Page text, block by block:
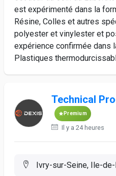
est expérimenté dans la
Résine, Colles et autres
polyester et vinylester et
expérience confirmée dans
Plastiques
Technical
Premium
Il y a 24 heures
Ivry-sur-Seine, Ile-de-